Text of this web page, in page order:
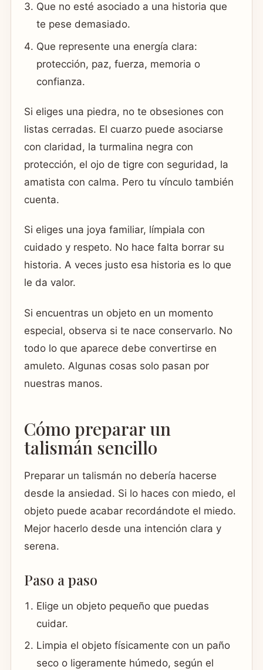
Que no esté asociado a una historia que
te pese demasiado.
Que represente una energía clara:
protección, paz, fuerza, memoria o
confianza.
Si eliges una piedra, no te obsesiones con
listas cerradas. El cuarzo puede asociarse
con claridad, la turmalina negra con
protección, el ojo de tigre con seguridad, la
amatista con calma. Pero tu vínculo también
cuenta.
Si eliges una joya familiar, límpiala con
cuidado y respeto. No hace falta borrar su
historia. A veces justo esa historia es lo que
le da valor.
Si encuentras un objeto en un momento
especial, observa si te nace conservarlo. No
todo lo que aparece debe convertirse en
amuleto. Algunas cosas solo pasan por
nuestras manos.
Cómo preparar un
talismán sencillo
Preparar un talismán no debería hacerse
desde la ansiedad. Si lo haces con miedo, el
objeto puede acabar recordándote el miedo.
Mejor hacerlo desde una intención clara y
serena.
Paso a paso
Elige un objeto pequeño que puedas
cuidar.
Limpia el objeto físicamente con un paño
seco o ligeramente húmedo, según el